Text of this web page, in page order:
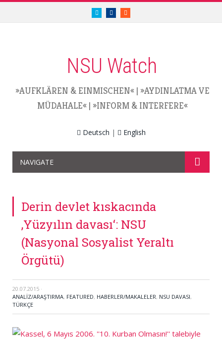
twitter.com/nsuwatch
facebook.com/nsuwatch
RSS
NSU Watch
»AUFKLÄREN & EINMISCHEN« | »AYDINLATMA VE
MÜDAHALE« | »INFORM & INTERFERE«
Deutsch | English
NAVIGATE
Derin devlet kıskacında
‚Yüzyılın davası‘: NSU
(Nasyonal Sosyalist Yeraltı
Örgütü)
20.07.2015 ·
ANALİZ/ARAŞTIRMA, FEATURED, HABERLER/MAKALELER, NSU DAVASI,
TÜRKÇE